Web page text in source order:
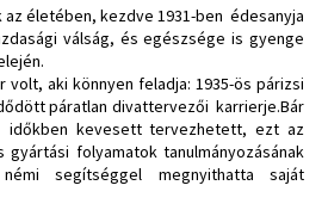
életében, kezdve 1931-ben édesanyja
válság, és egészsége is gyenge
volt, aki könnyen feladja: 1935-ös párizsi
páratlan divattervezői karrierje.Bár
kevesett tervezhetett, ezt az
folyamatok tanulmányozásának
segítséggel megnyithatta saját